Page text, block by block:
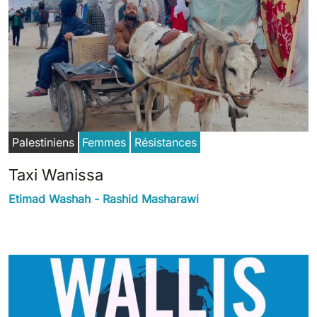
Palestiniens Femmes Résistances
Taxi Wanissa
Etimad Washah - Rashid Masharawi